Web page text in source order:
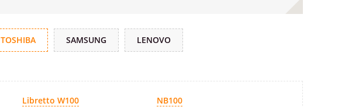
TOSHIBA SAMSUNG LENOVO
Libretto W100
NB100